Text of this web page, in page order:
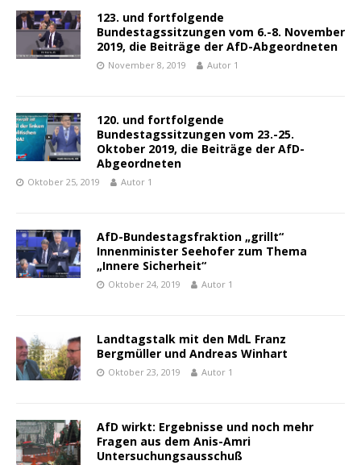
123. und fortfolgende
Bundestagssitzungen vom 6.-8. November
2019, die Beiträge der AfD-Abgeordneten
November 8, 2019 Autor 1
120. und fortfolgende
Bundestagssitzungen vom 23.-25.
Oktober 2019, die Beiträge der AfD-
Abgeordneten
Oktober 25, 2019 Autor 1
AfD-Bundestagsfraktion „grillt“
Innenminister Seehofer zum Thema
„Innere Sicherheit“
Oktober 24, 2019 Autor 1
Landtagstalk mit den MdL Franz
Bergmüller und Andreas Winhart
Oktober 23, 2019 Autor 1
AfD wirkt: Ergebnisse und noch mehr
Fragen aus dem Anis-Amri
Untersuchungsausschuß